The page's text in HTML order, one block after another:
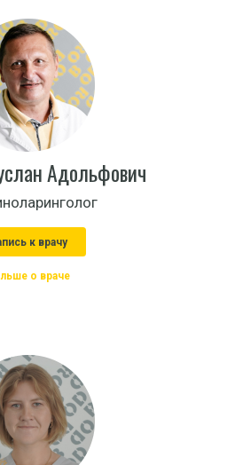
Адольфович
к врачу
о враче